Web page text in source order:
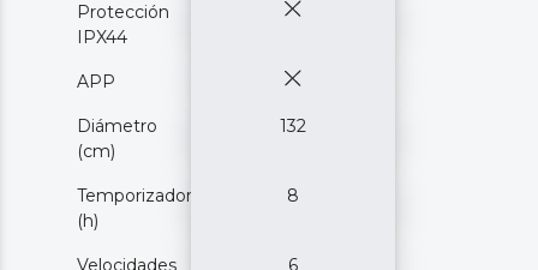
Protección
IPX44
APP
Diámetro
(cm)
132
Temporizador
(h)
8
Velocidades 6